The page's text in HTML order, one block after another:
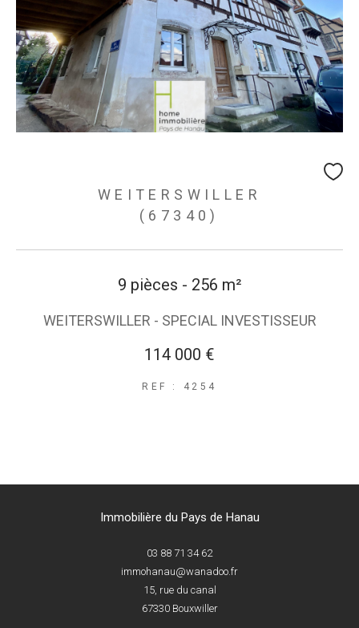
WEITERSWILLER
(67340)
9 pièces - 256 m²
WEITERSWILLER - SPECIAL INVESTISSEUR
114 000 €
REF : 4254
Immobilière du Pays de Hanau
03 88 71 34 62
immohanau@wanadoo.fr
15, rue du canal
67330
Bouxwiller